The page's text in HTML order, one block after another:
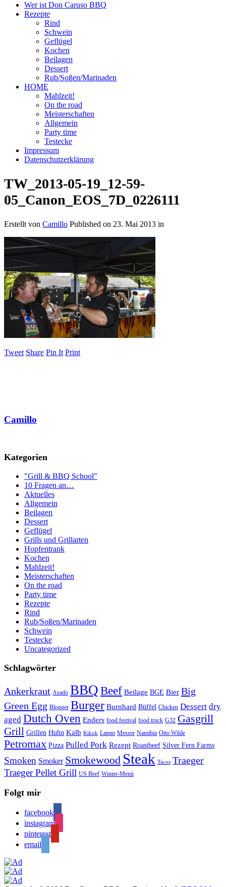
Wer ist Don Caruso BBQ
Rezepte
Rind
Schwein
Geflügel
Kochen
Beilagen
Dessert
Rub/Soßen/Marinaden
HOME
Mahlzeit!
On the road
Meisterschaften
Allgemein
Party time
Testecke
Impressum
Datenschutzerklärung
TW_2013-05-19_12-59-
05_Canon_EOS_7D_0226111
Erstellt von Camillo Published on 23. Mai 2013 in
Tweet Share Pin It Print
Camillo
Kategorien
"Grill & BBQ School"
10 Fragen an…
Aktuelles
Allgemein
Beilagen
Dessert
Geflügel
Grills und Grillarten
Hopfentrank
Kochen
Mahlzeit!
Meisterschaften
On the road
Party time
Rezepte
Rind
Rub/Soßen/Marinaden
Schwein
Testecke
Uncategorized
Schlagwörter
Ankerkraut Asado BBQBeef Beilage BGE Bier Big
Green Egg Blogger Burger Burnhard Büffel Chicken Dessert dry
aged Dutch Oven Enders food festival food truck G32 Gasgrill
Grill Grillen Huhn Kalb Kikok Lamm Messer Namibia Otto Wilde
Petromax Pizza Pulled Pork Rezept Roastbeef Silver Fern Farms
Smoken Smoker Smokewood Steak Tacos Traeger
Traeger Pellet Grill US Beef Winter-Menü
Folgt mir
facebook
instagram
pinterest
email